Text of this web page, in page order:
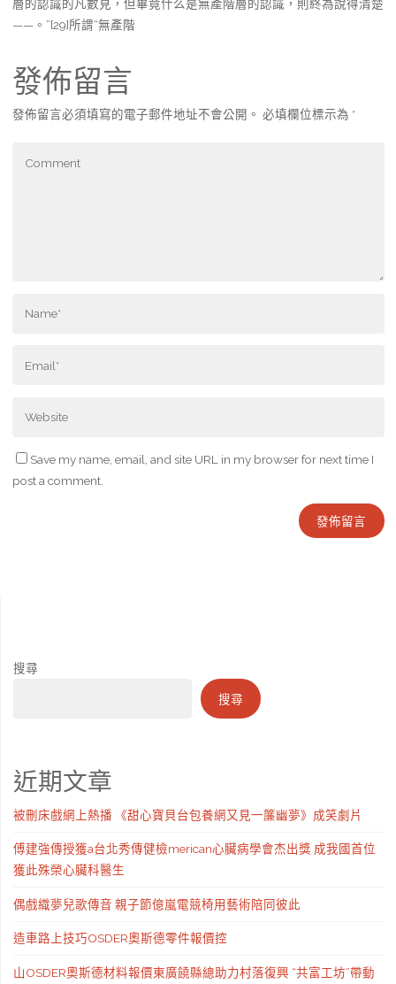
層的認識的凡數見，但畢竟什么是無產階層的認識，則終為說得清楚
——。”[29]所謂“無產階
發佈留言
發佈留言必須填寫的電子郵件地址不會公開。 必填欄位標示為 *
Save my name, email, and site URL in my browser for next time I
post a comment.
搜尋
搜尋
近期文章
被刪床戲網上熱播 《甜心寶貝台包養網又見一簾幽夢》成笑劇片
傅建強傳授獲a台北秀傳健檢merican心臟病學會杰出獎 成我國首位
獲此殊榮心臟科醫生
偶戲織夢兒歌傳音 親子節億嵐電競椅用藝術陪同彼此
造車路上技巧OSDER奧斯德零件報價控
山OSDER奧斯德材料報價東廣饒縣總助力村落復興 “共富工坊”帶動